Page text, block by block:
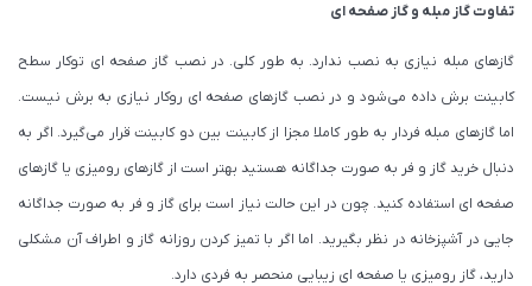
تفاوت گاز مبله و گاز صفحه ای
گازهای مبله نیازی به نصب ندارد. به طور کلی. در نصب گاز صفحه ای توکار سطح
کابینت برش داده می‌شود و در نصب گازهای صفحه ای روکار نیازی به برش نیست.
اما گازهای مبله فردار به طور کاملا مجزا از کابینت بین دو کابینت قرار می‌گیرد. اگر به
دنبال خرید گاز و فر به صورت جداگانه هستید بهتر است از گازهای رومیزی یا گازهای
صفحه ای استفاده کنید. چون در این حالت نیاز است برای گاز و فر به صورت جداگانه
جایی در آشپزخانه در نظر بگیرید. اما اگر با تمیز کردن روزانه گاز و اطراف آن مشکلی
دارید، گاز رومیزی یا صفحه ای زیبایی منحصر به فردی دارد.